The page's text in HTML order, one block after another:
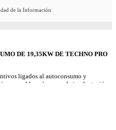
de la Información
DE 19,35KW DE TECHNO PRO
ligados al autoconsumo y
renovable, así como a la implantación